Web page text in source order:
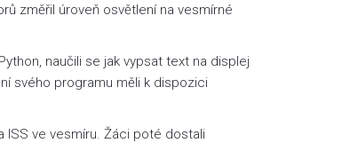
změřil úroveň osvětlení na vesmírné
naučili se jak vypsat text na displej
svého programu měli k dispozici
ISS ve vesmíru. Žáci poté dostali